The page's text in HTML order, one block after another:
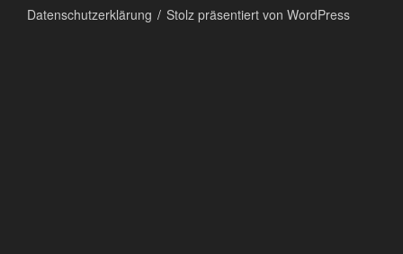
Datenschutzerklärung Stolz präsentiert von WordPress